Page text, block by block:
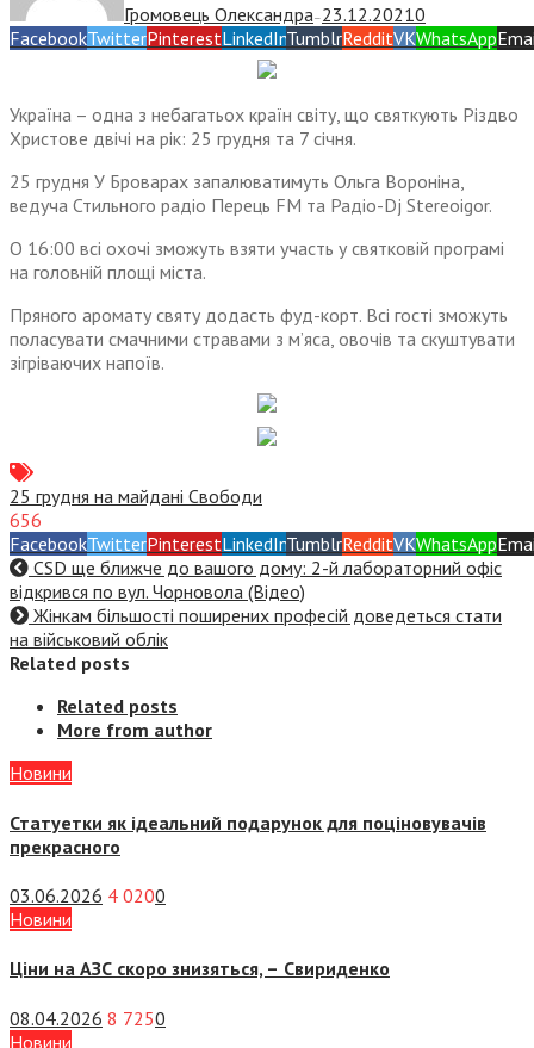
Громовець Олександра— 23.12.20210
FacebookTwitterPinterestLinkedInTumblrRedditVKWhatsApp
Україна – одна з небагатьох країн світу, що святкують Різдво
Христове двічі на рік: 25 грудня та 7 січня.
25 грудня У Броварах запалюватимуть Ольга Вороніна,
ведуча Стильного радіо Перець FM та Радіо-Dj Stereoigor.
О 16:00 всі охочі зможуть взяти участь у святковій програмі
на головній площі міста.
Пряного аромату святу додасть фуд-корт. Всі гості зможуть
поласувати смачними стравами з м’яса, овочів та скуштувати
зігріваючих напоїв.
25 грудня на майдані Свободи
656
FacebookTwitterPinterestLinkedInTumblrRedditVKWhatsApp
CSD ще ближче до вашого дому: 2-й лабораторний офіс
відкрився по вул. Чорновола (Відео)
Жінкам більшості поширених професій доведеться стати
на військовий облік
Related posts
Related posts
More from author
Новини
Статуетки як ідеальний подарунок для поціновувачів
прекрасного
03.06.2026 4 0200
Новини
Ціни на АЗС скоро знизяться, – Свириденко
08.04.2026 8 7250
Новини